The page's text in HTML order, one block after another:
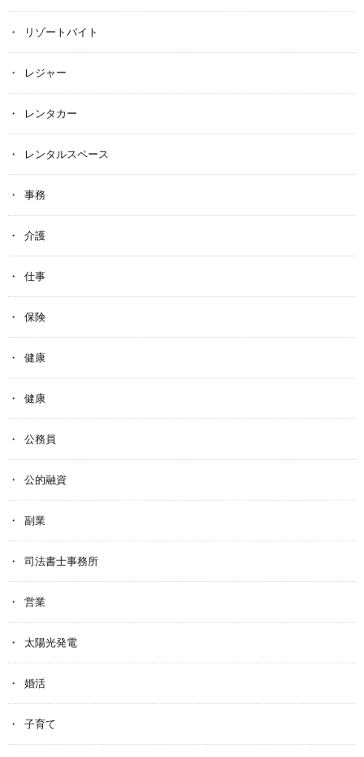
リゾートバイト
レジャー
レンタカー
レンタルスペース
事務
介護
仕事
保険
健康
健康
公務員
公的融資
副業
司法書士事務所
営業
太陽光発電
婚活
子育て